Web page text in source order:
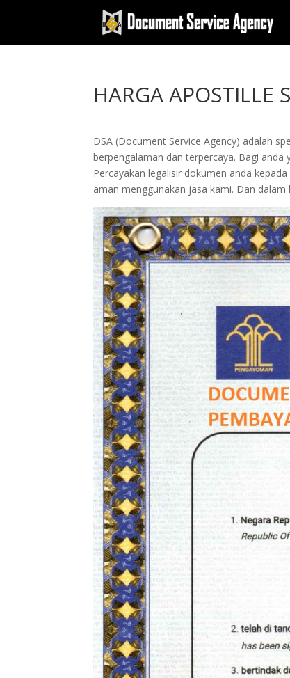
HARGA APOSTILLE
DSA (Document Service Agency) adalah
berpengalaman dan terpercaya. Bagi anda
Percayakan legalisir dokumen anda
aman menggunakan jasa kami. Dan